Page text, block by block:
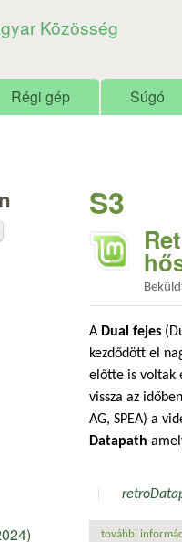
Közösség
Régi gép Súgó
S3
A Dual fejes
kezdődött el
előtte is voltak
vissza az
AG, SPEA) a
Datapath
retro
további